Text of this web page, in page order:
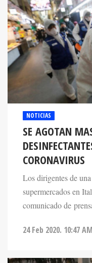
NOTICIAS
SE AGOTAN
CORONAVIRUS
Los dirigentes de
supermercados en
comunicado de
24 Feb 2020. 10:47 AM